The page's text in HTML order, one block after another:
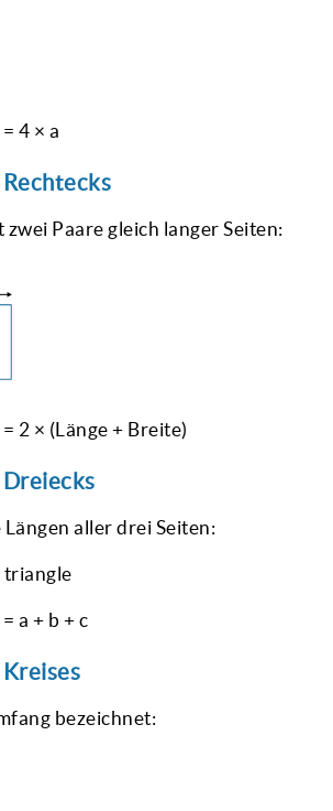
4 × a
zwei Paare gleich langer Seiten:
2 × (Länge + Breite)
aller drei Seiten:
a + b + c
bezeichnet: